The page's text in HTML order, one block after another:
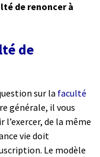
de renoncer à
de
sur la faculté
générale, il vous
de la même
vie doit
Le modèle